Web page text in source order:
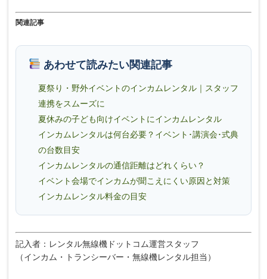
関連記事
あわせて読みたい関連記事
夏祭り・野外イベントのインカムレンタル｜スタッフ
連携をスムーズに
夏休みの子ども向けイベントにインカムレンタル
インカムレンタルは何台必要？イベント･講演会･式典
の台数目安
インカムレンタルの通信距離はどれくらい？
イベント会場でインカムが聞こえにくい原因と対策
インカムレンタル料金の目安
記入者：レンタル無線機ドットコム運営スタッフ
（インカム・トランシーバー・無線機レンタル担当）